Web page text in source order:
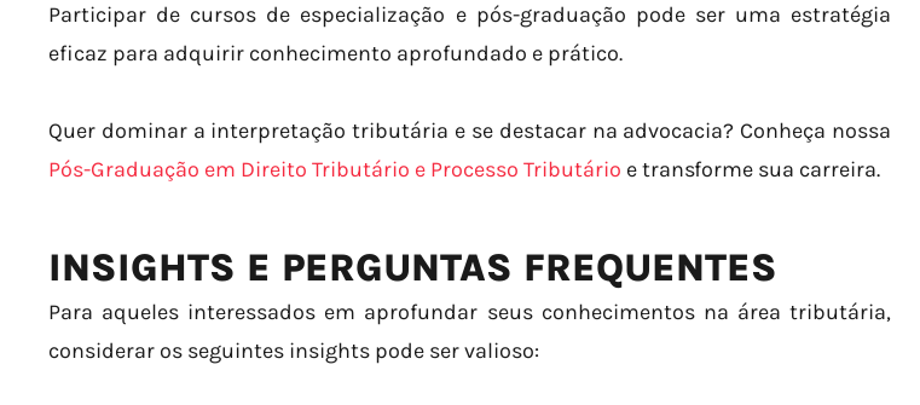
Participar de cursos de especialização e pós-graduação pode ser uma estratégia
eficaz para adquirir conhecimento aprofundado e prático.
Quer dominar a interpretação tributária e se destacar na advocacia? Conheça nossa
Pós-Graduação em Direito Tributário e Processo Tributário e transforme sua carreira.
INSIGHTS E PERGUNTAS FREQUENTES
Para aqueles interessados em aprofundar seus conhecimentos na área tributária,
considerar os seguintes insights pode ser valioso: